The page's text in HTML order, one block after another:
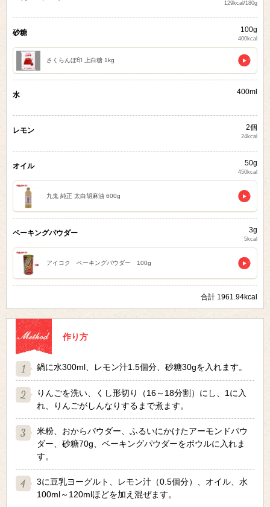
129kcal/180g
砂糖 100g
400kcal
さくらんぼ印 上白糖 1kg
水 400ml
レモン 2個
24kcal
オイル 50g
450kcal
九鬼 純正 太白胡麻油 600g
ベーキングパウダー 3g
5kcal
アイコク ベーキングパウダー 100g
合計 1961.94kcal
作り方
鍋に水300ml、レモン汁1.5個分、砂糖30gを入れます。
りんごを洗い、くし形切り（16～18分割）にし、1に入
れ、りんごがしんなりするまで煮ます。
米粉、おからパウダー、ふるいにかけたアーモンドパウ
ダー、砂糖70g、ベーキングパウダーをボウルに入れま
す。
3に豆乳ヨーグルト、レモン汁（0.5個分）、オイル、水
100ml～120mlほどを加え混ぜます。